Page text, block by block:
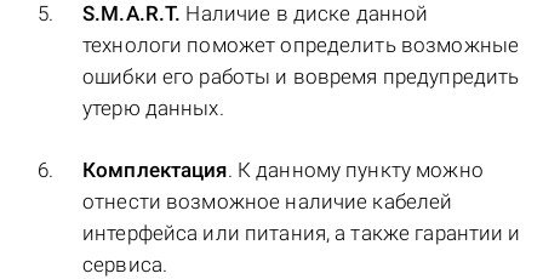
S.M.A.R.T. Наличие в диске данной
технологи поможет определить возможные
ошибки его работы и вовремя предупредить
утерю данных.
Комплектация. К данному пункту можно
отнести возможное наличие кабелей
интерфейса или питания, а также гарантии и
сервиса.